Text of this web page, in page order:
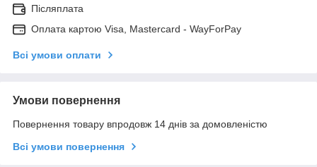
Післяплата
Оплата картою Visa, Mastercard - WayForPay
Всі умови оплати
Умови повернення
Повернення товару впродовж 14 днів за домовленістю
Всі умови повернення